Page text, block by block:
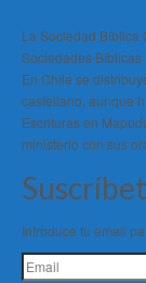
La Sociedad Bíblica
Sociedades Bíblicas
En Chile se
castellano, aunque
Escrituras en
ministerio con sus
Introduce tu email
Email